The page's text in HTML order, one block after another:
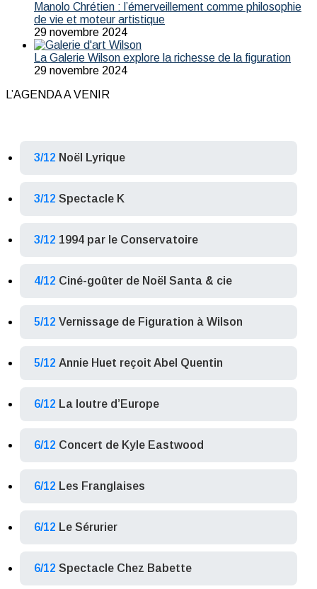
Manolo Chrétien : l’émerveillement comme philosophie
de vie et moteur artistique
29 novembre 2024
La Galerie Wilson explore la richesse de la figuration
29 novembre 2024
L’AGENDA A VENIR
3/12 Noël Lyrique
3/12 Spectacle K
3/12 1994 par le Conservatoire
4/12 Ciné-goûter de Noël Santa & cie
5/12 Vernissage de Figuration à Wilson
5/12 Annie Huet reçoit Abel Quentin
6/12 La loutre d’Europe
6/12 Concert de Kyle Eastwood
6/12 Les Franglaises
6/12 Le Sérurier
6/12 Spectacle Chez Babette